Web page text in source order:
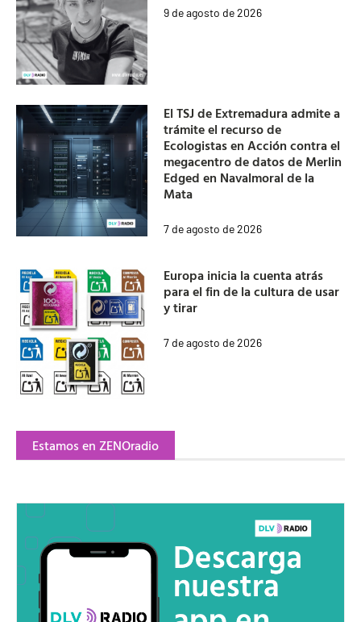
9 de agosto de 2026
El TSJ de Extremadura admite a
trámite el recurso de
Ecologistas en Acción contra el
megacentro de datos de Merlin
Edged en Navalmoral de la
Mata
7 de agosto de 2026
Europa inicia la cuenta atrás
para el fin de la cultura de usar
y tirar
7 de agosto de 2026
Estamos en ZENOradio